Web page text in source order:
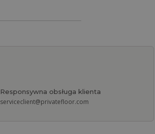
Responsywna obsługa klienta
serviceclient@privatefloor.com